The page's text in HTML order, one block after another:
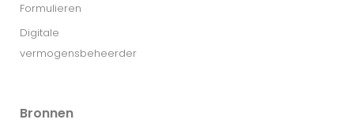
Formulieren
Digitale
vermogensbeheerder
Bronnen